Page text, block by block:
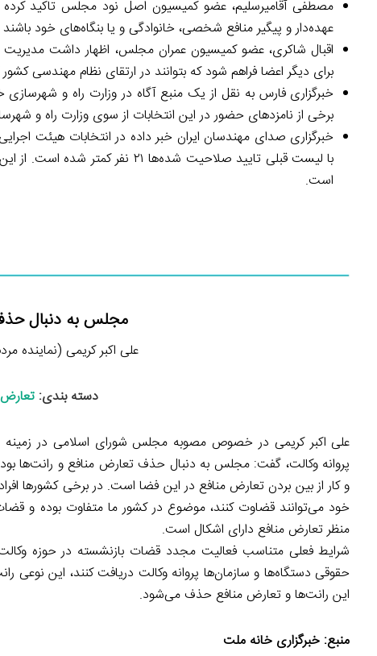
مصطفی آقامیرسلیم، عضو کمیسیون اصل نود مجلس تاکید کرده
عهده‌دار و پیگیر منافع شخصی، خانوادگی و یا بنگاه‌های خود
اقبال شاکری، عضو کمیسیون عمران مجلس، اظهار داشت
برای دیگر اعضا فراهم شود که بتوانند در ارتقای نظام مهندسی
خبرگزاری فارس به نقل از یک منبع آگاه در وزارت راه و
برخی از نامزدهای حضور در این انتخابات از سوی وزارت راه و
است.
مجلس به دنبال
علی اکبر کریمی (نماینده مردم
دسته بندی:
علی اکبر کریمی در خصوص مصوبه مجلس شورای اسلامی در زمینه
پروانه وکالت، گفت: مجلس به دنبال حذف تعارض منافع و رانت‌ها
و کار از بین بردن تعارض منافع در این فضا است. در برخی کشورها
خود می‌توانند قضاوت کنند، موضوع در کشور ما متفاوت بوده و
منظر تعارض منافع دارای اشکال است.
شرایط فعلی متناسب فعالیت مجدد قضات بازنشسته در حوزه
حقوقی دستگاه‌ها و سازمان‌ها پروانه وکالت دریافت کنند، این
این رانت‌ها و تعارض منافع حذف می‌شود.
منبع: خبرگزاری خانه ملت